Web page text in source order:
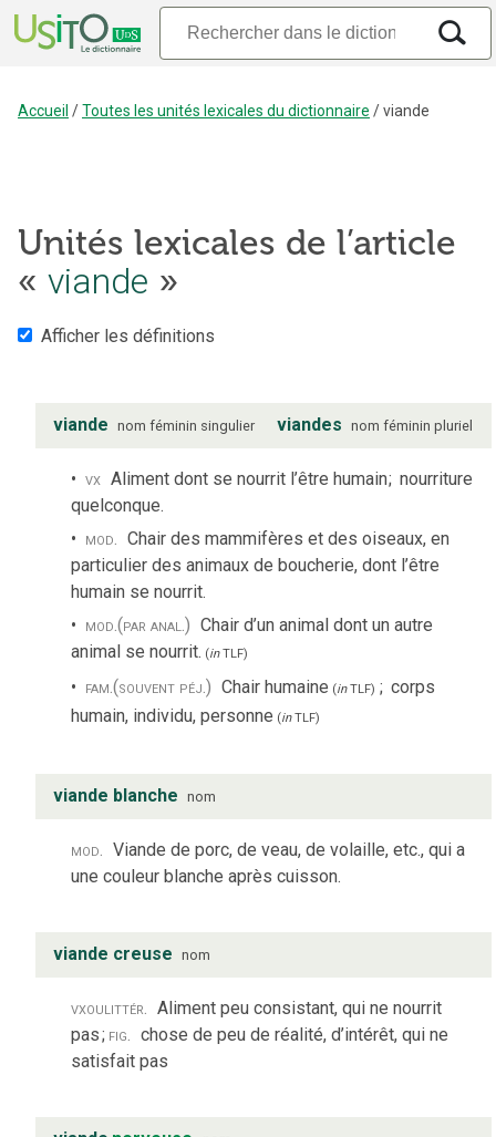
Accueil /Toutes les unités lexicales du dictionnaire /viande
Unités lexicales de l’article
« viande »
Afficher les définitions
viande nom féminin singulier viandes nom féminin pluriel
vx Aliment dont se nourrit l’être humain; nourriture
quelconque.
mod. Chair des mammifères et des oiseaux, en
particulier des animaux de boucherie, dont l’être
humain se nourrit.
mod.(par anal.) Chair d’un animal dont un autre
animal se nourrit. (inTLF)
fam.(souvent péj.) Chair humaine (inTLF) ; corps
humain, individu, personne (inTLF)
viande blanche nom
mod. Viande de porc, de veau, de volaille, etc., qui a
une couleur blanche après cuisson.
viande creuse nom
vxoulittér. Aliment peu consistant, qui ne nourrit
pas; fig. chose de peu de réalité, d’intérêt, qui ne
satisfait pas